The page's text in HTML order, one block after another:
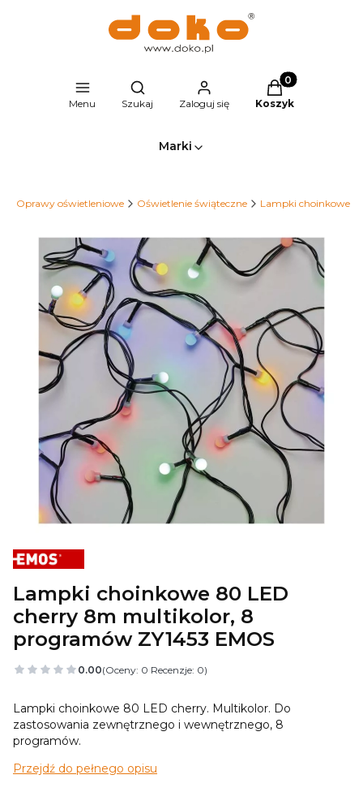
Menu
Otwórz wyszukiwarkę
Szukaj Zaloguj się
Produkty w
Koszyk
Marki
Oprawy oświetleniowe Oświetlenie świąteczne Lampki choinkowe
Lampki choinkowe 80 LED
cherry 8m multikolor, 8
programów ZY1453 EMOS
0.00(Oceny: 0 Recenzje: 0)
Lampki choinkowe 80 LED cherry. Multikolor. Do
zastosowania zewnętrznego i wewnętrznego, 8
programów.
Przejdź do pełnego opisu